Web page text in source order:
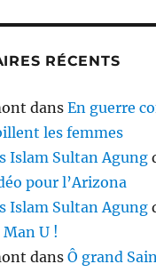
RÉCENTS
dansEn guerre
les femmes
Islam Sultan Agung
pour l’Arizona
Islam Sultan Agung
U !
dansÔ grand